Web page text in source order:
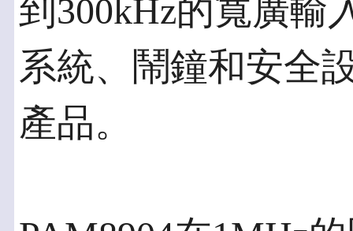
到300kHz的寬廣輸
系統、鬧鐘和安全
產品。